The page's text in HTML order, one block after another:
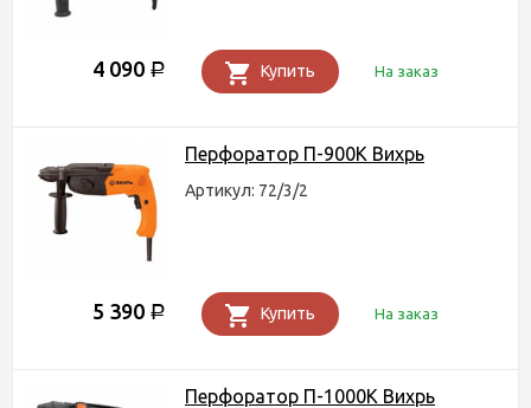
4 090 Р Купить На заказ
Перфоратор П-900К Вихрь
Артикул: 72/3/2
5 390 Р Купить На заказ
Перфоратор П-1000К Вихрь